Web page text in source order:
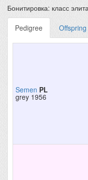
Бонитировка: класс
Pedigree Offspring
Semen PL
grey 1956